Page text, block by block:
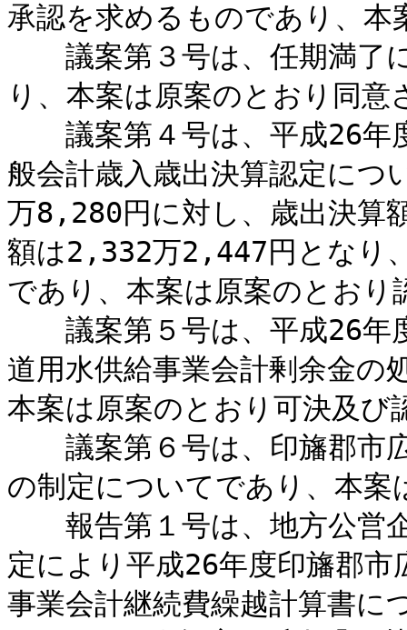
承認を求めるものであり、
議案第３号は、任期満了
り、本案は原案のとおり同意
議案第４号は、平成26年
般会計歳入歳出決算認定に
万8,280円に対し、歳出決算
額は2,332万2,447円となり
であり、本案は原案のとおり
議案第５号は、平成26年
道用水供給事業会計剰余金の
本案は原案のとおり可決及び
議案第６号は、印旛郡市広
の制定についてであり、本
報告第１号は、地方公営
定により平成26年度印旛郡市
事業会計継続費繰越計算書に